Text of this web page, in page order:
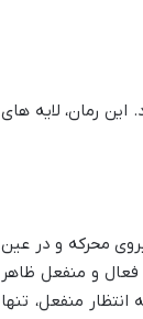
رمان، لایه های
محرکه و در عین
و منفعل ظاهر
منفعل، تنها